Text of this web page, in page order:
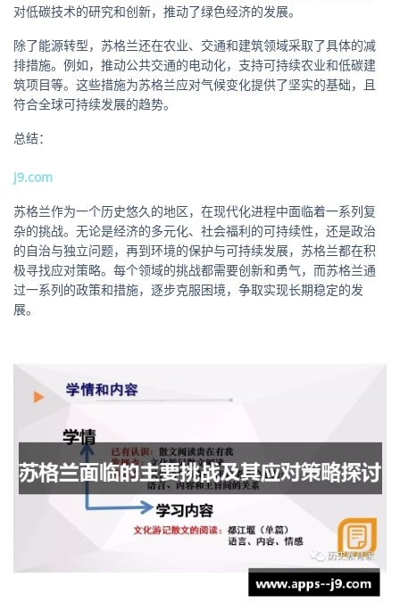
对低碳技术的研究和创新，推动了绿色经济的发展。
除了能源转型，苏格兰还在农业、交通和建筑领域采取了具体的减
排措施。例如，推动公共交通的电动化，支持可持续农业和低碳建
筑项目等。这些措施为苏格兰应对气候变化提供了坚实的基础，且
符合全球可持续发展的趋势。
总结：
j9.com
苏格兰作为一个历史悠久的地区，在现代化进程中面临着一系列复
杂的挑战。无论是经济的多元化、社会福利的可持续性，还是政治
的自治与独立问题，再到环境的保护与可持续发展，苏格兰都在积
极寻找应对策略。每个领域的挑战都需要创新和勇气，而苏格兰通
过一系列的政策和措施，逐步克服困境，争取实现长期稳定的发
展。